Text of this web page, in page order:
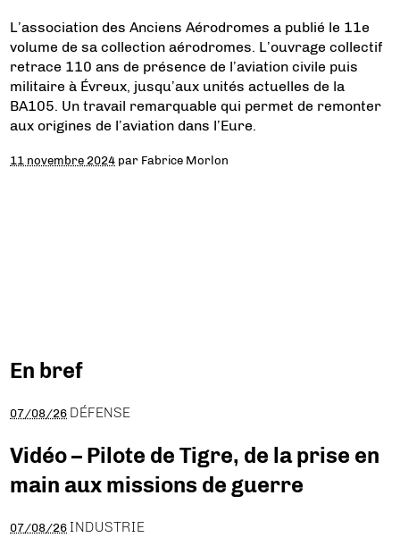
L’association des Anciens Aérodromes a publié le 11e
volume de sa collection aérodromes. L’ouvrage collectif
retrace 110 ans de présence de l’aviation civile puis
militaire à Évreux, jusqu’aux unités actuelles de la
BA105. Un travail remarquable qui permet de remonter
aux origines de l’aviation dans l’Eure.
11 novembre 2024 par Fabrice Morlon
En bref
07/08/26 DÉFENSE
Vidéo – Pilote de Tigre, de la prise en
main aux missions de guerre
07/08/26 INDUSTRIE